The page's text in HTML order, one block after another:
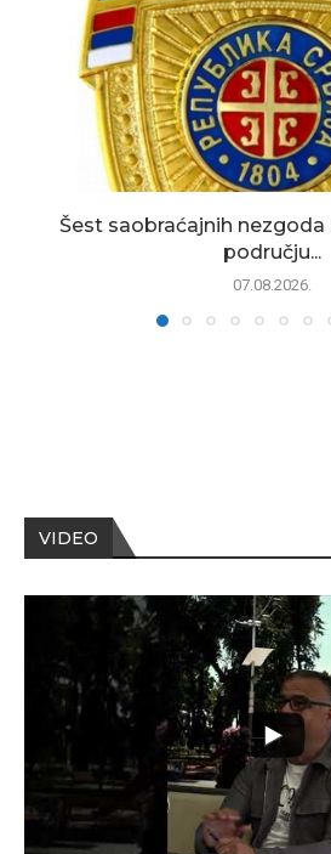
Šest saobraćajnih nezgoda
području...
07.08.2026.
VIDEO